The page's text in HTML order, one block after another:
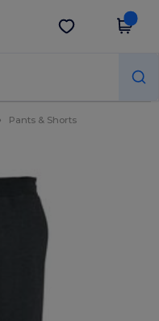
Stáhnout app
Pants & Shorts